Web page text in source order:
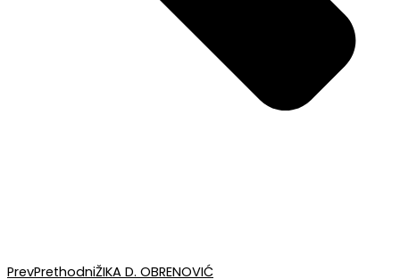
PrevPrethodniŽIKA D. OBRENOVIĆ